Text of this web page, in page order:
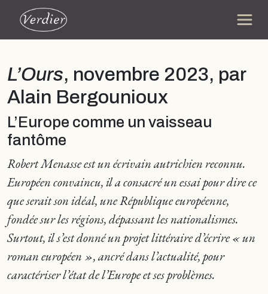
L’Ours, novembre 2023, par
Alain Bergounioux
L’Europe comme un vaisseau
fantôme
Robert Menasse est un écrivain autrichien reconnu.
Européen convaincu, il a consacré un essai pour dire ce
que serait son idéal, une République européenne,
fondée sur les régions, dépassant les nationalismes.
Surtout, il s’est donné un projet littéraire d’écrire « un
roman européen », ancré dans l’actualité, pour
caractériser l’état de l’Europe et ses problèmes.